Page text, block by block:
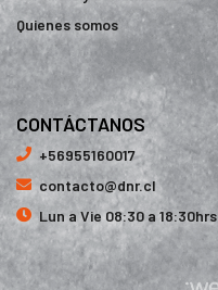
Quienes somos
CONTÁCTANOS
+56955160017
contacto@dnr.cl
Lun a Vie 08:30 a 18:30hrs